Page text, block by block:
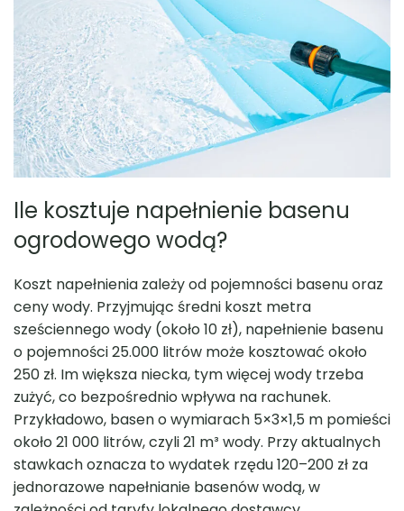
Ile kosztuje napełnienie basenu
ogrodowego wodą?
Koszt napełnienia zależy od pojemności basenu oraz
ceny wody. Przyjmując średni koszt metra
sześciennego wody (około 10 zł), napełnienie basenu
o pojemności 25.000 litrów może kosztować około
250 zł. Im większa niecka, tym więcej wody trzeba
zużyć, co bezpośrednio wpływa na rachunek.
Przykładowo, basen o wymiarach 5×3×1,5 m pomieści
około 21 000 litrów, czyli 21 m³ wody. Przy aktualnych
stawkach oznacza to wydatek rzędu 120–200 zł za
jednorazowe napełnianie basenów wodą, w
Sauna MINI 165×125 z Piecem
Elektrycznym
zł
Sauna